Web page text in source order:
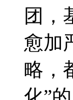
团，
愈加
略，